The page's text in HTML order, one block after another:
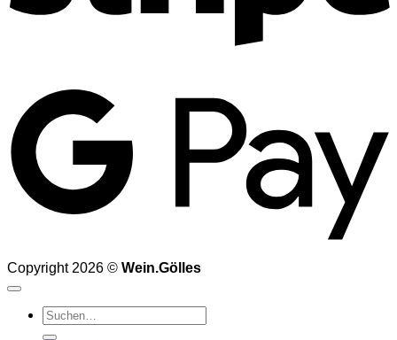
Copyright 2026 © Wein.Gölles
Suchen
nach: